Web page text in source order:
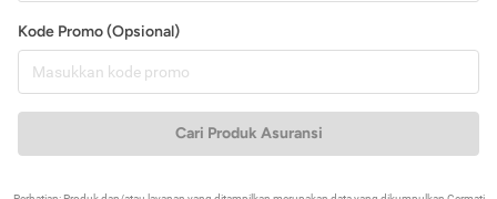
Kode Promo (Opsional)
Cari Produk Asuransi